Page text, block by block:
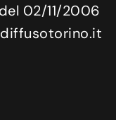
02/11/2006